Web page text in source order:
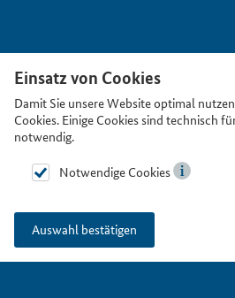
Einsatz von Cookies
Damit Sie unsere Website optimal
Cookies. Einige Cookies sind technisch
notwendig.
Notwendige Cookies
Auswahl bestätigen